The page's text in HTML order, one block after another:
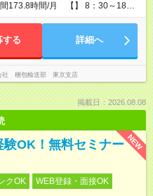
173.8時間/月 【】 8：30～18：
お昼休憩60分
する 詳細へ
社 梱包輸送部 東京支店
掲載日：2026.08.08
NEW
OK！無料セミナー
クOK WEB登録・面接OK